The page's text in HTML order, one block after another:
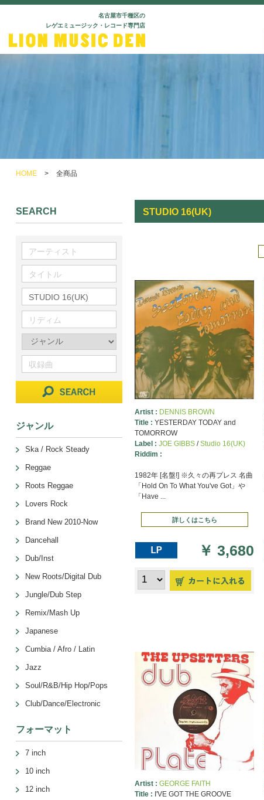
名古屋市千種区の
レゲエミュージック・レコード専門店
HOME > 全商品
STUDIO 16(UK)
Artist : DENNIS BROWN
Title :YESTERDAY TODAY and
TOMORROW
Label :JOE GIBBS /Studio 16(UK)
Riddim :
1982年 [名盤!] ※久々の再プレス 名曲
「Hold On To What You've Got」や
「Have ...
詳しくはこちら
￥3,680
Artist :GEORGE FAITH
Title : I'VE GOT THE GROOVE
SEARCH
ジャンル
Ska / Rock Steady
Reggae
Roots Reggae
Lovers Rock
Brand New 2010-Now
Dancehall
Dub/Inst
New Roots/Digital Dub
Jungle/Dub Step
Remix/Mash Up
Japanese
Cumbia / Afro / Latin
Jazz
Soul/R&B/Hip Hop/Pops
Club/Dance/Electronic
フォーマット
7 inch
10 inch
12 inch